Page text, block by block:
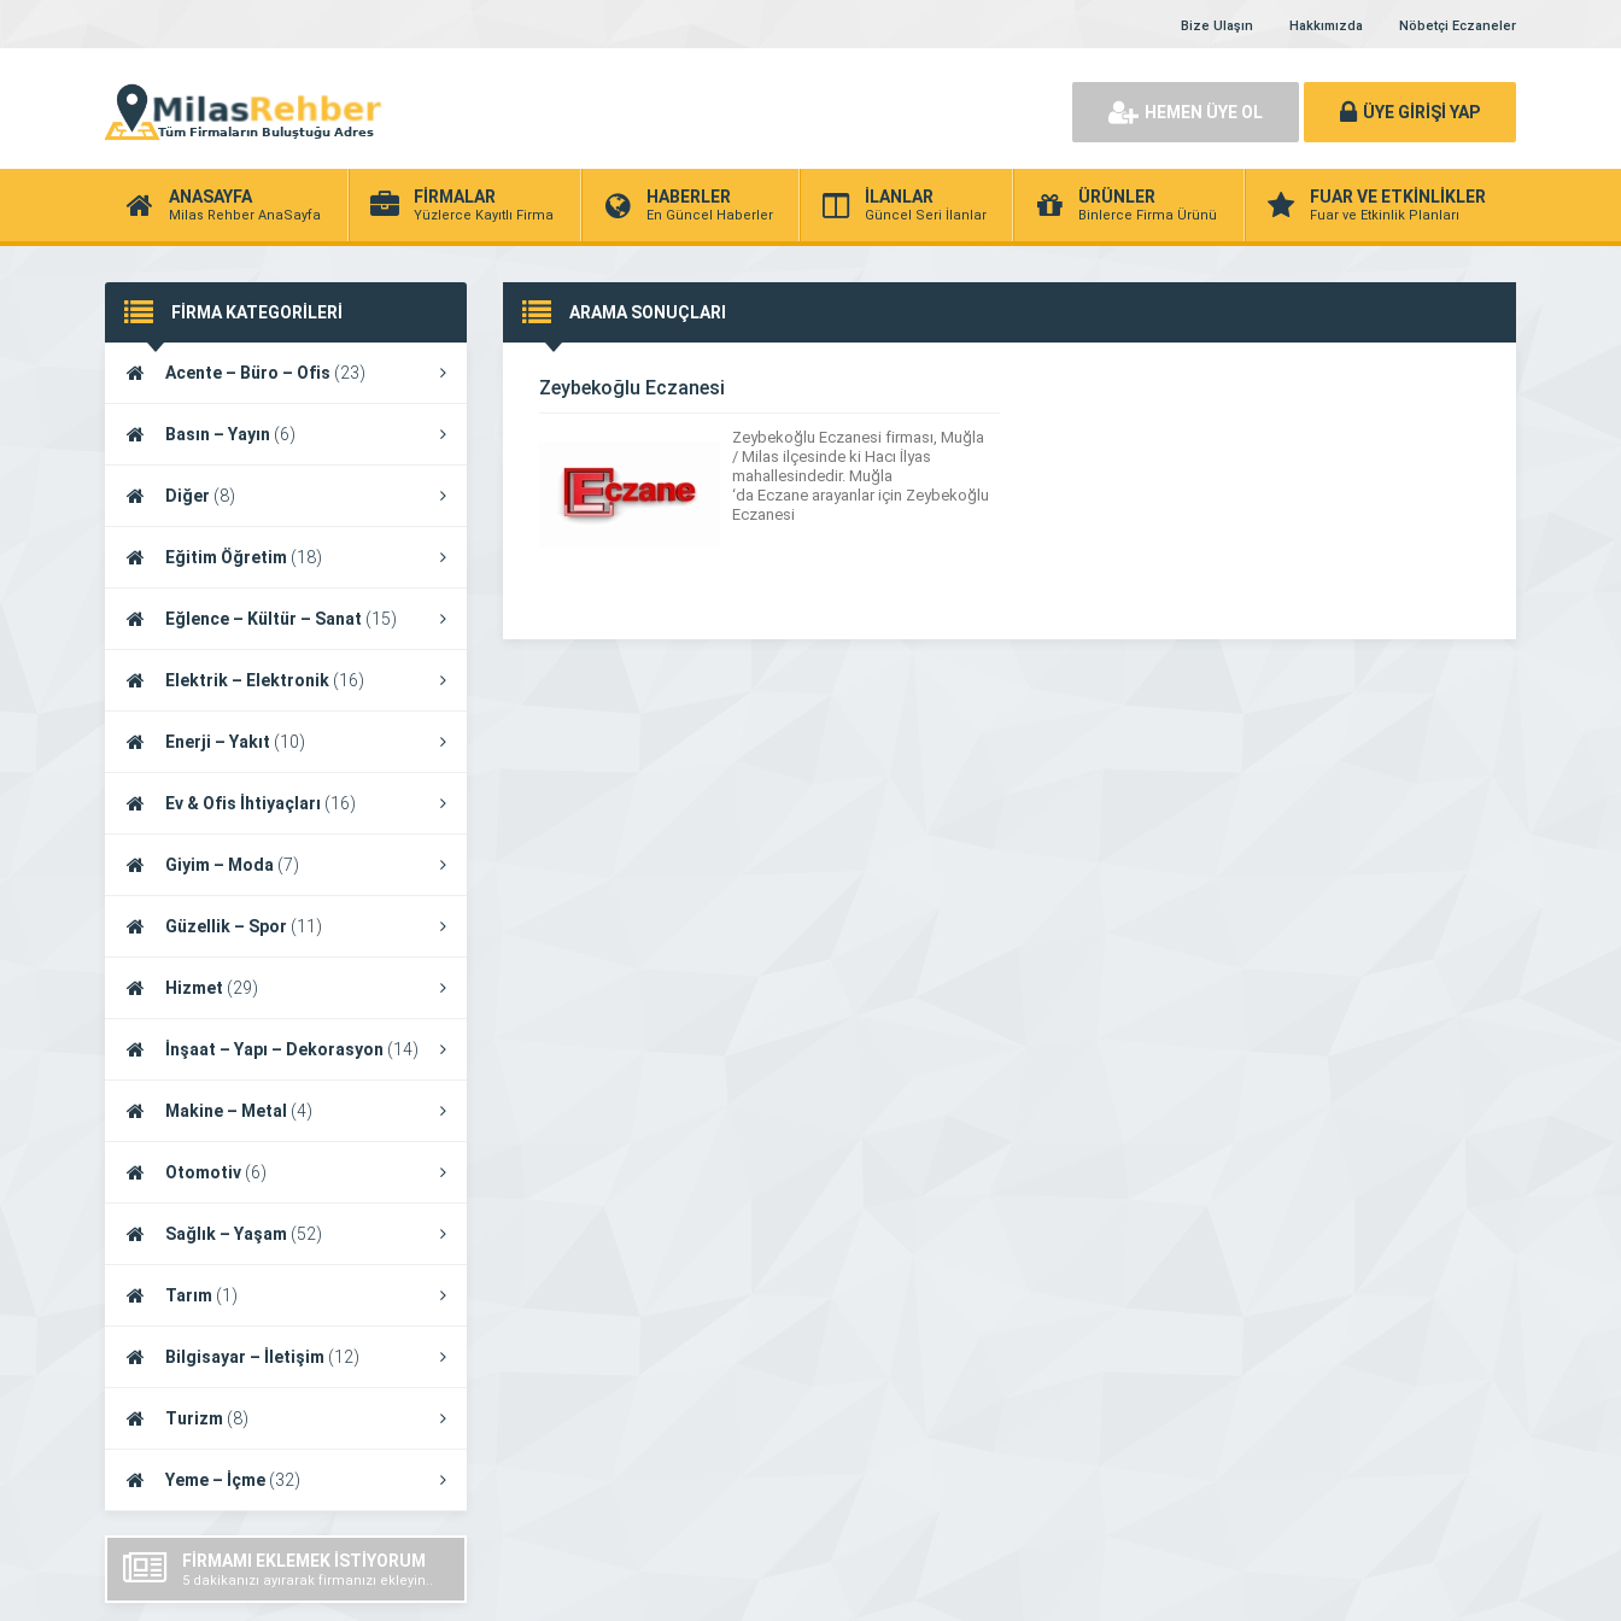
Bize Ulaşın Hakkımızda Nöbetçi Eczaneler
HEMEN ÜYE OL ÜYE GİRİŞİ YAP
ANASAYFA
Milas Rehber AnaSayfa
FİRMALAR
Yüzlerce Kayıtlı Firma
HABERLER
En Güncel Haberler
İLANLAR
Güncel Seri İlanlar
ÜRÜNLER
Binlerce Firma Ürünü
FUAR VE ETKİNLİKLER
Fuar ve Etkinlik Planları
FİRMA KATEGORİLERİ
Acente – Büro – Ofis (23)
Basın – Yayın (6)
Diğer (8)
Eğitim Öğretim (18)
Eğlence – Kültür – Sanat (15)
Elektrik – Elektronik (16)
Enerji – Yakıt (10)
Ev & Ofis İhtiyaçları (16)
Giyim – Moda (7)
Güzellik – Spor (11)
Hizmet (29)
İnşaat – Yapı – Dekorasyon (14)
Makine – Metal (4)
Otomotiv (6)
Sağlık – Yaşam (52)
Tarım (1)
Bilgisayar – İletişim (12)
Turizm (8)
Yeme – İçme (32)
FİRMAMI EKLEMEK İSTİYORUM
5 dakikanızı ayırarak firmanızı ekleyin..
ARAMA SONUÇLARI
Zeybekoğlu Eczanesi
Zeybekoğlu Eczanesi firması, Muğla
/ Milas ilçesinde ki Hacı İlyas
mahallesindedir. Muğla
‘da Eczane arayanlar için Zeybekoğlu
Eczanesi